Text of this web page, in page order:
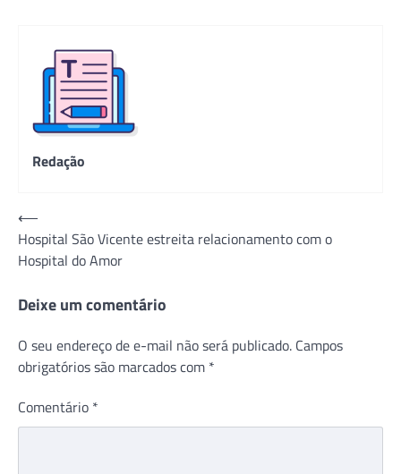
Redação
Navegação
de
Post
⟵
Hospital São Vicente estreita relacionamento com o
Hospital do Amor
Deixe um comentário
O seu endereço de e-mail não será publicado. Campos
obrigatórios são marcados com *
Comentário *